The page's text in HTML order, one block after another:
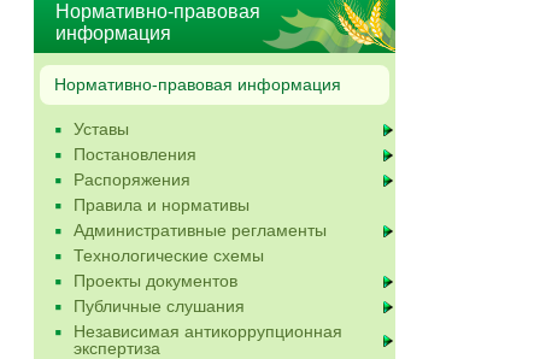
Нормативно-правовая
информация
Нормативно-правовая информация
Уставы
Постановления
Распоряжения
Правила и нормативы
Административные регламенты
Технологические схемы
Проекты документов
Публичные слушания
Независимая антикоррупционная
экспертиза